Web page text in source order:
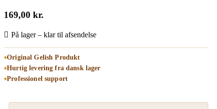
169,00 kr.
På lager – klar til afsendelse
Original Gelish Produkt
Hurtig levering fra dansk lager
Professionel support